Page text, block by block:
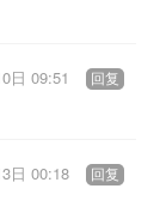
日 09:51 回复
日 00:18 回复